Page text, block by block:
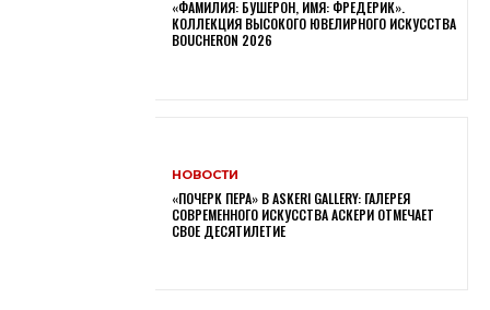
«ФАМИЛИЯ: БУШЕРОН, ИМЯ: ФРЕДЕРИК».
КОЛЛЕКЦИЯ ВЫСОКОГО ЮВЕЛИРНОГО ИСКУССТВА
BOUCHERON 2026
НОВОСТИ
«ПОЧЕРК ПЕРА» В ASKERI GALLERY: ГАЛЕРЕЯ
СОВРЕМЕННОГО ИСКУССТВА АСКЕРИ ОТМЕЧАЕТ
СВОЕ ДЕСЯТИЛЕТИЕ